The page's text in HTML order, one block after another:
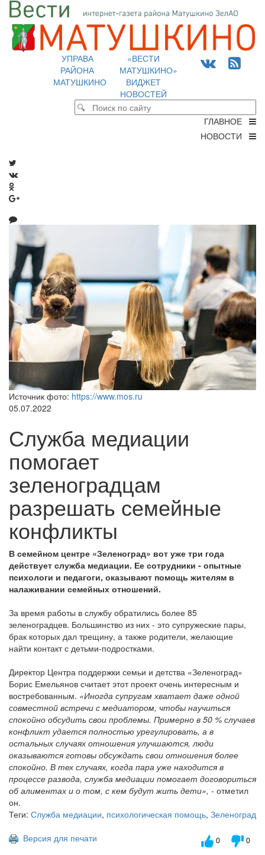
УПРАВА
РАЙОНА
МАТУШКИНО
«ВЕСТИ
МАТУШКИНО»
ВИДЖЕТ
НОВОСТЕЙ
ГЛАВНОЕ
НОВОСТИ
Источник фото: https://www.mos.ru
05.07.2022
Служба медиации
помогает
зеленоградцам
разрешать семейные
конфликты
В семейном центре «Зеленоград» вот уже три года
действует служба медиации. Ее сотрудники - опытные
психологи и педагоги, оказывают помощь жителям в
налаживании семейных отношений.
За время работы в службу обратились более 85
зеленоградцев. Большинство из них - это супружеские пары,
брак которых дал трещину, а также родители, желающие
найти контакт с детьми-подростками.
Директор Центра поддержки семьи и детства «Зеленоград»
Борис Емельянов считает этот проект очень интересным и
востребованным. «Иногда супругам хватает даже одной
совместной встречи с медиатором, чтобы научиться
спокойно обсудить свои проблемы. Примерно в 50 % случаев
конфликт удается полностью урегулировать, а в
остальных случаях отношения улучшаются, люди
оказываются готовы обсуждать свои отношения более
спокойно. В тех случаях, когда пара уже находится в
процессе развода, служба медиации помогает договориться
об алиментах и о том, с кем будут жить дети», - отметил
он.
Теги: Служба медиации, психологическая помощь, Зеленоград
Версия для печати
0 0